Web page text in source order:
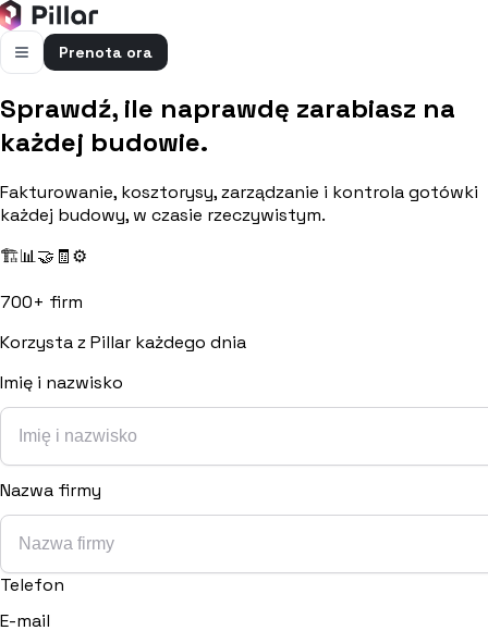
Prenota ora
FUNZIONALITÀ
Pillar AI
Impresa e cantieri in un’unica chat
Flussi di cassa
Cassa, uscite e previsioni in una vista
Fatturazione
Fatture attive e passive con scadenze
Gestione commessa
Margini, costi e ore per commessa
Fornitori e ordini in un solo hub
Sprawdź, ile naprawdę zarabiasz na
każdej budowie.
Fakturowanie, kosztorysy, zarządzanie i kontrola gotówki
każdej budowy, w czasie rzeczywistym.
🏗️📊🤝 🧾⚙️
700+ firm
Korzysta z Pillar każdego dnia
Imię i nazwisko
Nazwa firmy
Telefon
E-mail